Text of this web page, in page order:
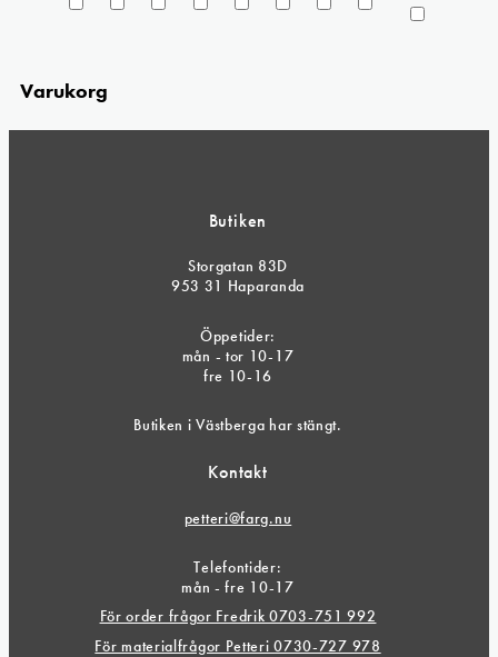
Varukorg
Butiken
Storgatan 83D
953 31 Haparanda
Öppetider:
mån - tor 10-17
fre 10-16
Butiken i Västberga har stängt.
Kontakt
petteri@farg.nu
Telefontider:
mån - fre 10-17
För order frågor Fredrik 0703-751 992
För materialfrågor Petteri 0730-727 978